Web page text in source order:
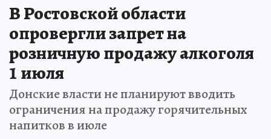
В Ростовской области
опровергли запрет на
розничную продажу алкоголя
1 июля
Донские власти не планируют вводить
ограничения на продажу горячительных
напитков в июле